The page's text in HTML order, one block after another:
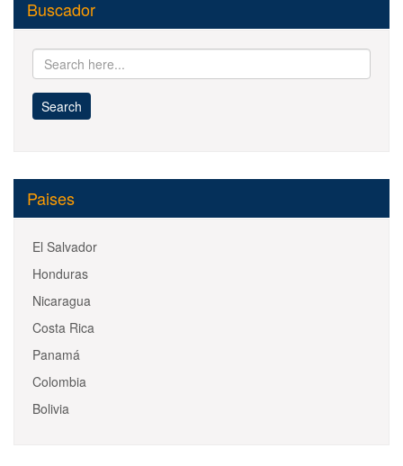
Buscador
Paises
El Salvador
Honduras
Nicaragua
Costa Rica
Panamá
Colombia
Bolivia